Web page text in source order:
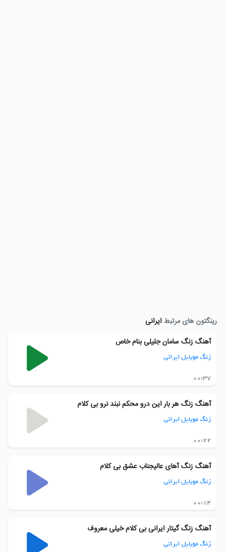
رینگتون های مرتبط ایرانی
آهنگ زنگ سامان جلیلی بنام خاص
زنگ موبایل ایرانی
00:37
آهنگ زنگ هر بار این درو محکم نبند نرو بی کلام
زنگ موبایل ایرانی
00:22
آهنگ زنگ آهای عالیجناب عشق بی کلام
زنگ موبایل ایرانی
00:14
آهنگ زنگ گیتار ایرانی بی کلام خیلی معروف
زنگ موبایل ایرانی